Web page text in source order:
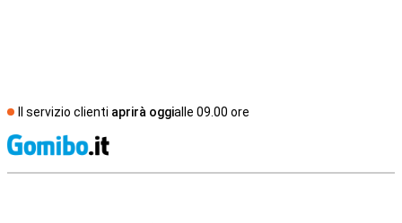
Il servizio clienti aprirà oggialle 09.00 ore